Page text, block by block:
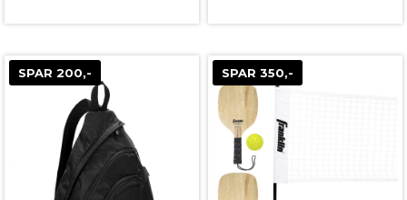
SPAR 200,- SPAR 350,-